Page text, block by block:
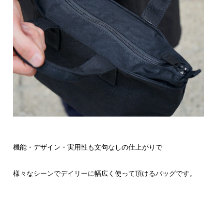
機能・デザイン・実用性も文句なしの仕上がりで
様々なシーンでデイリーに幅広く使って頂けるバッグです。